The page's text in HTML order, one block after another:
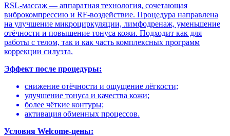
RSL-массаж — аппаратная технология, сочетающая
виброкомпрессию и RF-воздействие. Процедура направлена
на улучшение микроциркуляции, лимфодренаж, уменьшение
отёчности и повышение тонуса кожи. Подходит как для
работы с телом, так и как часть комплексных программ
коррекции силуэта.
Эффект после процедуры:
снижение отёчности и ощущение лёгкости;
улучшение тонуса и качества кожи;
более чёткие контуры;
активация обменных процессов.
Условия Welcome-цены: